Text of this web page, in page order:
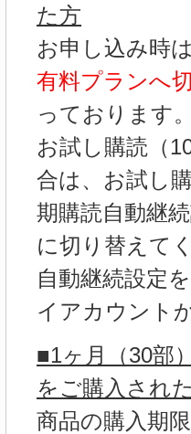
た方
お申し込み時
有料プランへ
っております
お試し購読（
合は、お試し
期購読自動継
に切り替えて
自動継続設定
イアカウント
■1ヶ月（30部
をご購入され
商品の購入期